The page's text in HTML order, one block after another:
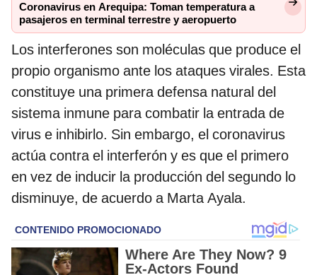
Coronavirus en Arequipa: Toman temperatura a
pasajeros en terminal terrestre y aeropuerto
Los interferones son moléculas que produce el
propio organismo ante los ataques virales. Esta
constituye una primera defensa natural del
sistema inmune para combatir la entrada de
virus e inhibirlo. Sin embargo, el coronavirus
actúa contra el interferón y es que el primero
en vez de inducir la producción del segundo lo
disminuye, de acuerdo a Marta Ayala.